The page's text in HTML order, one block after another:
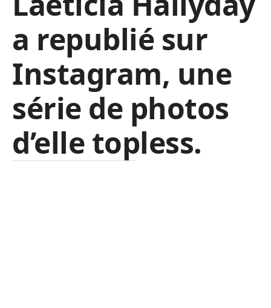
a republié sur
Instagram, une
série de photos
d’elle topless.